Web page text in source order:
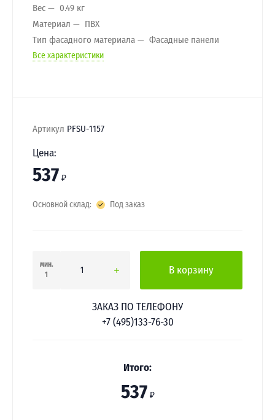
Вес
0.49 кг
Материал
ПВХ
Тип фасадного материала
Фасадные панели
Все характеристики
Артикул PFSU-1157
Цена:
537 ₽
Основной склад: Под заказ
мин.
1
В корзину
ЗАКАЗ ПО ТЕЛЕФОНУ
+7 (495)133-76-30
Итого:
537 ₽